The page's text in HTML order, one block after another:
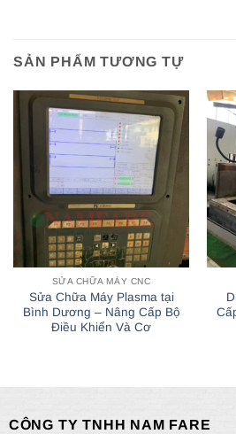
SẢN PHẨM TƯƠNG TỰ
SỬA CHỮA MÁY CNC
Sửa Chữa Máy Plasma tại
Bình Dương – Nâng Cấp Bộ
Điều Khiển Và Cơ
CÔNG TY TNHH NAM FARE